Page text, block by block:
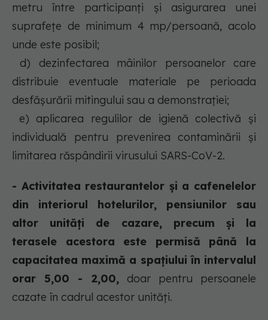
metru între participanți și asigurarea unei
suprafețe de minimum 4 mp/persoană, acolo
unde este posibil;
d) dezinfectarea mâinilor persoanelor care
distribuie eventuale materiale pe perioada
desfășurării mitingului sau a demonstrației;
e) aplicarea regulilor de igienă colectivă și
individuală pentru prevenirea contaminării și
limitarea răspândirii virusului SARS-CoV-2.
- Activitatea restaurantelor și a cafenelelor
din interiorul hotelurilor, pensiunilor sau
altor unități de cazare, precum și la
terasele acestora este permisă până la
capacitatea maximă a spațiului în intervalul
orar 5,00 - 2,00,doar pentru persoanele
cazate în cadrul acestor unități.